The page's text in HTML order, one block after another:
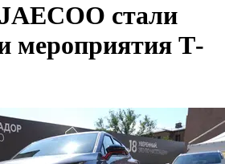
стали
мероприятия Т-